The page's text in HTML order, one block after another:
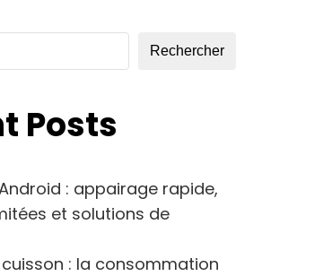
Rechercher
Posts
: appairage rapide,
et solutions de
: la consommation